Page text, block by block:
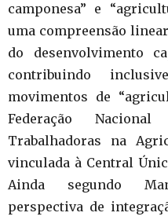
camponesa” e
uma compreensão
do desenvolvimento
contribuindo
movimentos de
Federação
Trabalhadoras na
vinculada à Central
Ainda segundo
perspectiva de